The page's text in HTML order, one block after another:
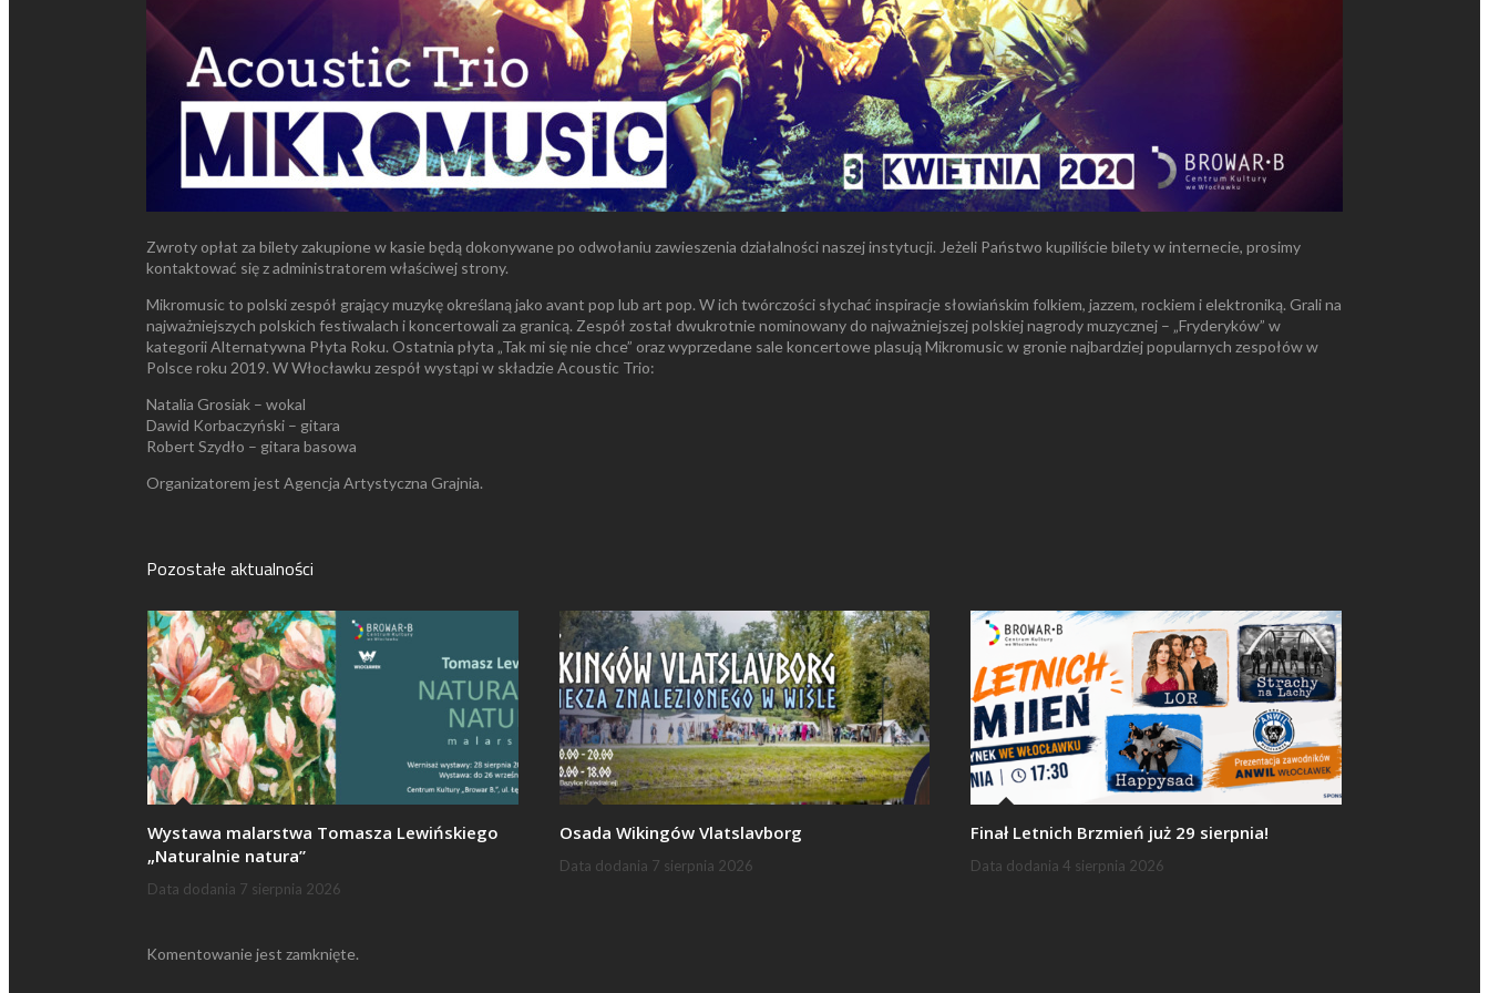
Zwroty opłat za bilety zakupione w kasie będą dokonywane po odwołaniu zawieszenia działalności naszej instytucji. Jeżeli Państwo kupiliście bilety w internecie, prosimy
kontaktować się z administratorem właściwej strony.
Mikromusic to polski zespół grający muzykę określaną jako avant pop lub art pop. W ich twórczości słychać inspiracje słowiańskim folkiem, jazzem, rockiem i elektroniką. Grali na
najważniejszych polskich festiwalach i koncertowali za granicą. Zespół został dwukrotnie nominowany do najważniejszej polskiej nagrody muzycznej – „Fryderyków” w
kategorii Alternatywna Płyta Roku. Ostatnia płyta „Tak mi się nie chce” oraz wyprzedane sale koncertowe plasują Mikromusic w gronie najbardziej popularnych zespołów w
Polsce roku 2019. W Włocławku zespół wystąpi w składzie Acoustic Trio:
Natalia Grosiak – wokal
Dawid Korbaczyński – gitara
Robert Szydło – gitara basowa
Organizatorem jest Agencja Artystyczna Grajnia.
Pozostałe aktualności
Wystawa malarstwa Tomasza Lewińskiego
„Naturalnie natura”
Data dodania 7 sierpnia 2026
Osada Wikingów Vlatslavborg
Data dodania 7 sierpnia 2026
Finał Letnich Brzmień już 29 sierpnia!
Data dodania 4 sierpnia 2026
Komentowanie jest zamknięte.